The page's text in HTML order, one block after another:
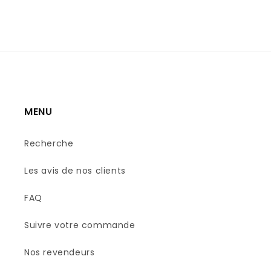
MENU
Recherche
Les avis de nos clients
FAQ
Suivre votre commande
Nos revendeurs